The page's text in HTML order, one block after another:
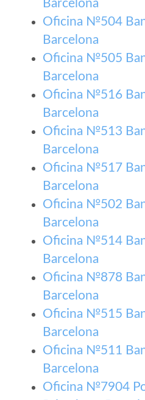
Barcelona
Oficina №504
Barcelona
Oficina №505
Barcelona
Oficina №516
Barcelona
Oficina №513
Barcelona
Oficina №517
Barcelona
Oficina №502
Barcelona
Oficina №514
Barcelona
Oficina №878
Barcelona
Oficina №515
Barcelona
Oficina №511
Barcelona
Oficina №7904